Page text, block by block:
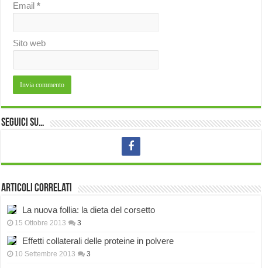
Email*
Sito web
Seguici su…
Articoli correlati
La nuova follia: la dieta del corsetto
15 Ottobre 2013 3
Effetti collaterali delle proteine in polvere
10 Settembre 2013 3